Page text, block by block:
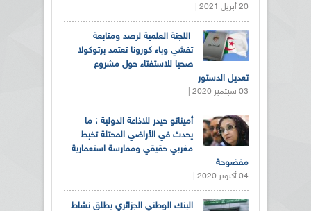
20 أبريل 2021 |
اللجنة العلمية لرصد ومتابعة
تفشي وباء كورونا تعتمد برتوكولا
صحيا للاستفتاء حول مشروع
تعديل الدستور
03 سبتمبر 2020 |
أميناتو حيدر للاذاعة الدولية : ما
يحدث في الأراضي المحتلة تخبط
مغربي حقيقي وممارسة استعمارية
مفضوحة
04 أكتوبر 2020 |
البنك الوطني الجزائري يطلق نشاط